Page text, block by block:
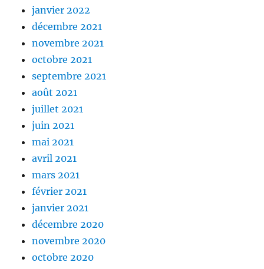
janvier 2022
décembre 2021
novembre 2021
octobre 2021
septembre 2021
août 2021
juillet 2021
juin 2021
mai 2021
avril 2021
mars 2021
février 2021
janvier 2021
décembre 2020
novembre 2020
octobre 2020